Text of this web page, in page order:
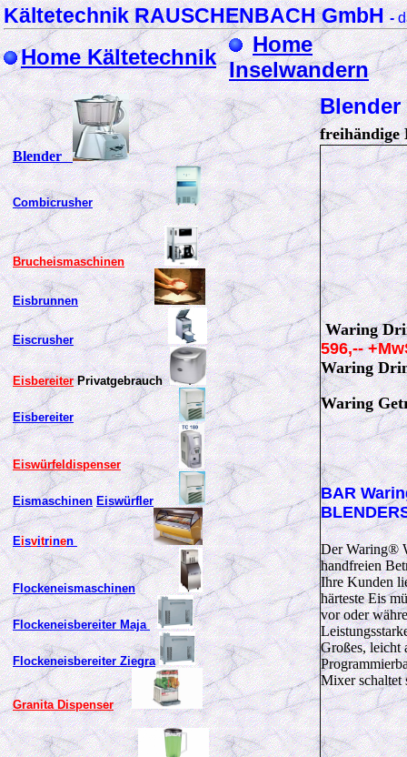
Kältetechnik RAUSCHENBACH GmbH-
Home Kältetechnik
Home
Inselwandern
Blender
Combicrusher
Brucheismaschinen
Eisbrunnen
Eiscrusher
Eisbereiter Privatgebrauch
Eisbereiter
Eiswürfeldispenser
Eismaschinen Eiswürfler
Eisvitrinen
Flockeneismaschinen
Flockeneisbereiter Maja
Flockeneisbereiter Ziegra
Granita Dispenser
freihändige
Waring
596,--
Waring
Waring
BAR
Der Waring®
handfreien
Ihre Kunden
härteste Eis
vor oder
Großes, leicht
Mixer schaltet